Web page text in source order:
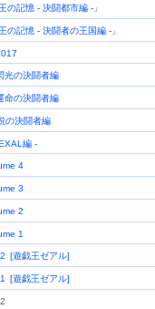
の記憶 - 決闘都市編 -」
の記憶 - 決闘者の王国編 -」
光の決闘者編
命の決闘者編
の決闘者編
編 -
4
3
2
1
[遊戯王ゼアル]
[遊戯王ゼアル]